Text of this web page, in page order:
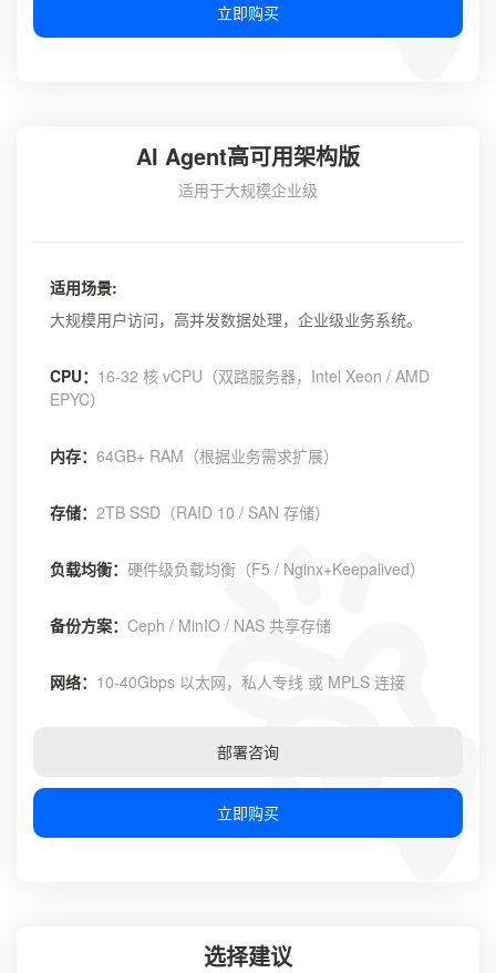
立即购买
AI Agent高可用架构版
适用于大规模企业级
适用场景:
大规模用户访问，高并发数据处理，企业级业务系统。
CPU： 16-32 核 vCPU（双路服务器，Intel Xeon / AMD
EPYC）
内存： 64GB+ RAM（根据业务需求扩展）
存储： 2TB SSD（RAID 10 / SAN 存储）
负载均衡： 硬件级负载均衡（F5 / Nginx+Keepalived）
备份方案： Ceph / MinIO / NAS 共享存储
网络： 10-40Gbps 以太网，私人专线 或 MPLS 连接
部署咨询
立即购买
选择建议